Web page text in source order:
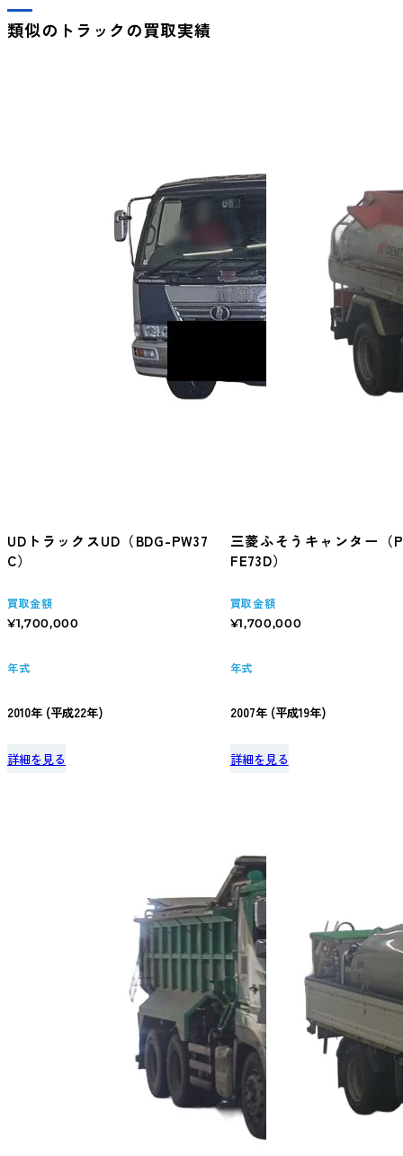
類似のトラックの買取実績
UDトラックスUD（BDG-PW37
C）
買取金額
¥1,700,000
年式
2010年 (平成22年)
詳細を見る
三菱ふそうキャンター（
FE73D）
買取金額
¥1,700,000
年式
2007年 (平成19年)
詳細を見る